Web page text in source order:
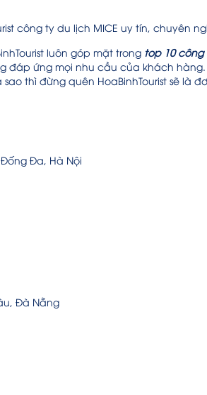
công ty du lịch MICE uy tín, chuyên
luôn góp mặt trong top 10 công
đáp ứng mọi nhu cầu của khách
thì đừng quên HoaBinhTourist sẽ là
Đa, Hà Nội
Đà Nẵng